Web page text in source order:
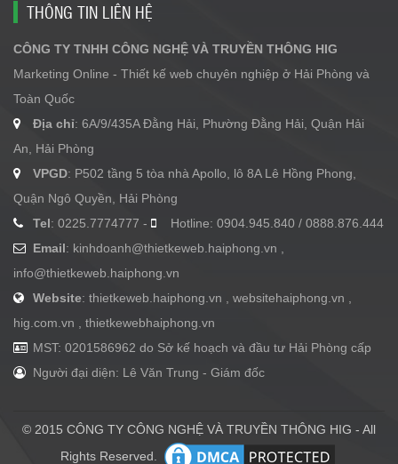
THÔNG TIN LIÊN HỆ
CÔNG TY TNHH CÔNG NGHỆ VÀ TRUYỀN THÔNG HIG
Marketing Online - Thiết kế web chuyên nghiệp ở Hải Phòng và
Toàn Quốc
Địa chỉ: 6A/9/435A Đằng Hải, Phường Đằng Hải, Quận Hải
An, Hải Phòng
VPGD: P502 tầng 5 tòa nhà Apollo, lô 8A Lê Hồng Phong,
Quận Ngô Quyền, Hải Phòng
Tel: 0225.7774777 -
Hotline: 0904.945.840 / 0888.876.444
Email: kinhdoanh@thietkeweb.haiphong.vn
info@thietkeweb.haiphong.vn
Website: thietkeweb.haiphong.vn , websitehaiphong.vn ,
hig.com.vn , thietkewebhaiphong.vn
MST: 0201586962 do Sở kế hoạch và đầu tư Hải Phòng cấp
Người đại diện: Lê Văn Trung - Giám đốc
© 2015 CÔNG TY CÔNG NGHỆ VÀ TRUYỀN THÔNG HIG - All
Rights Reserved.